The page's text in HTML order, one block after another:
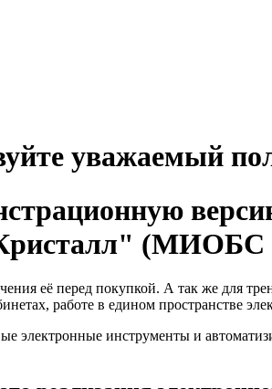
уважаемый
(МИОБС
её перед покупкой. А так же для
работе в едином пространстве
электронные инструменты и